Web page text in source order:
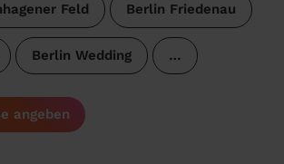
Feld Berlin Friedenau
Berlin Wedding …
angeben